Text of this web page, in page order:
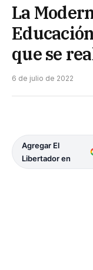
La
que se
6 de julio de 2022
Agregar El
Libertador en